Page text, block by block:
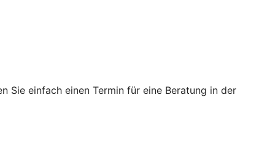
Sie einfach einen Termin für eine Beratung in der